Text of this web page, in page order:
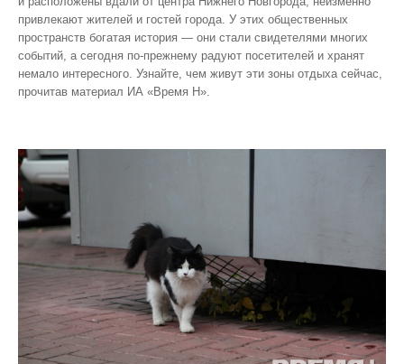
привлекают жителей и гостей города. У этих общественных
пространств богатая история — они стали свидетелями многих
событий, а сегодня по‑прежнему радуют посетителей и хранят
немало интересного. Узнайте, чем живут эти зоны отдыха сейчас,
прочитав материал ИА «Время Н».